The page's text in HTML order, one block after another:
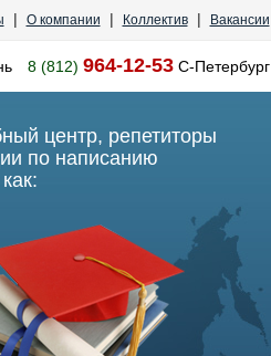
| О компании | Коллектив| Вакансии
8 (812) 964-12-53С-Петербург
центр, репетиторы
по написанию